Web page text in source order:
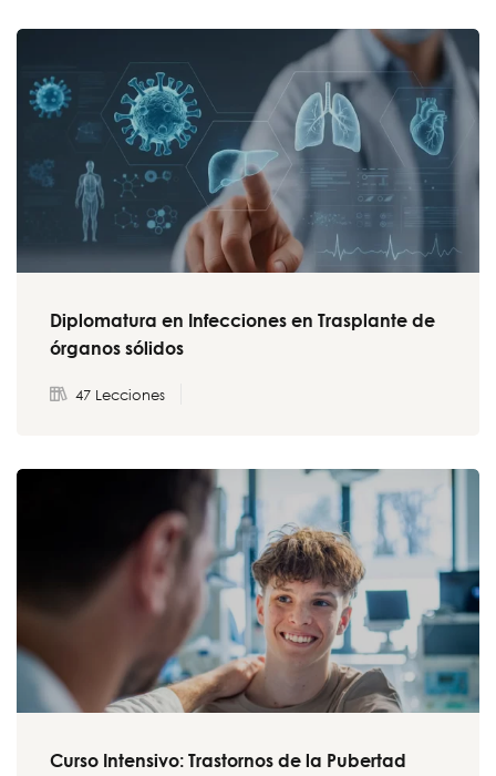
Diplomatura en Infecciones en Trasplante de
órganos sólidos
47 Lecciones
Curso Intensivo: Trastornos de la Pubertad